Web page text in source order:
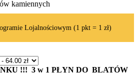
kamiennych
Lojalnościowym (1 pkt = 1 zł)
!!! 3 w 1 PŁYN DO BLATÓW